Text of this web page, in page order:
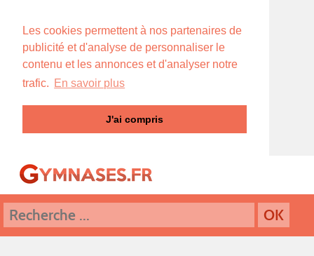
Les cookies permettent à nos partenaires de
publicité et d'analyse de personnaliser le
contenu et les annonces et d'analyser notre
trafic. En savoir plus
J'ai compris